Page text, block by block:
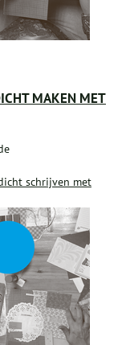
MAKEN MET
schrijven met